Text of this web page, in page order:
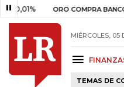
ORO COMPRA BANCO DE
MIÉRCOLES, 05
TEMAS DE